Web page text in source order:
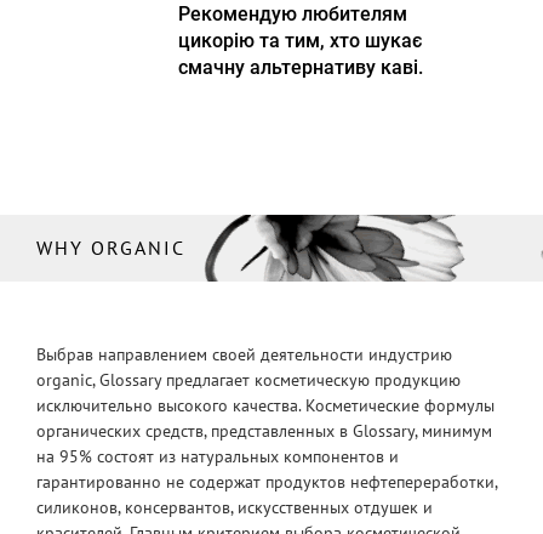
Рекомендую любителям
цикорію та тим, хто шукає
смачну альтернативу каві.
WHY ORGANIC
Выбрав направлением своей деятельности индустрию
organic, Glossary предлагает косметическую продукцию
исключительно высокого качества. Косметические формулы
органических средств, представленных в Glossary, минимум
на 95% состоят из натуральных компонентов и
гарантированно не содержат продуктов нефтепереработки,
силиконов, консервантов, искусственных отдушек и